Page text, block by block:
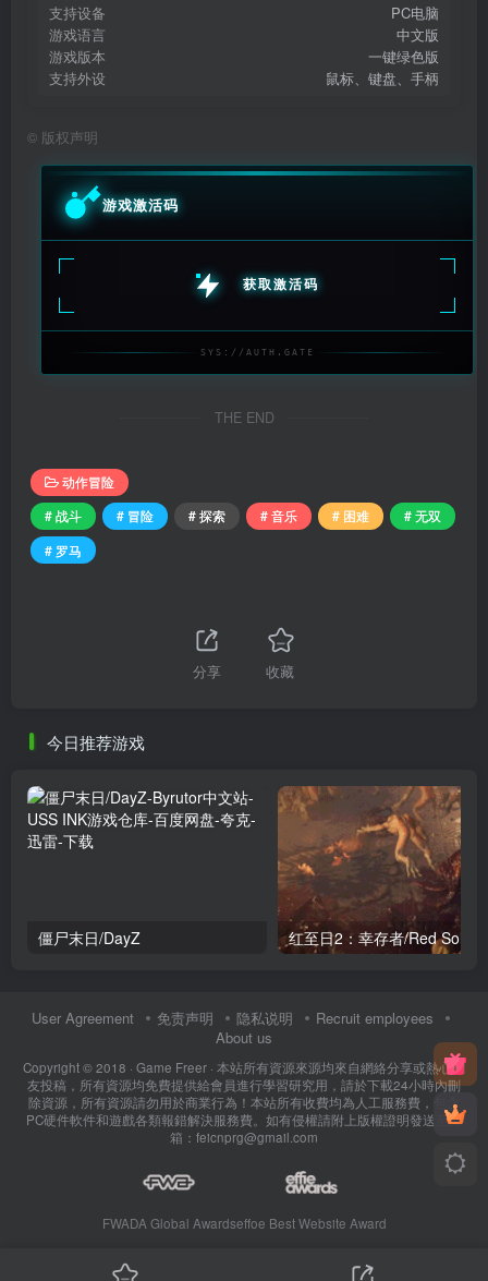
支持设备
PC电脑
游戏语言
中文版
游戏版本
一键绿色版
支持外设
鼠标、键盘、手柄
© 版权声明
游戏激活码
获取激活码
SYS://AUTH.GATE
THE END
动作冒险
# 战斗
# 冒险 # 探索 # 音乐 # 困难
# 无双
# 罗马
分享 收藏
今日推荐游戏
僵尸末日/DayZ
User Agreement 免责声明 隐私说明
Recruit employees
About us
Copyright © 2018 · Game Freer · 本站所有資源來源均來自網絡分享或熱心網
友投稿，所有資源均免費提供給會員進行學習研究用，請於下載24小時內刪
除資源，所有資源請勿用於商業行為！本站所有收費均為人工服務費，包含
PC硬件軟件和遊戲各類報錯解決服務費。如有侵權請附上版權證明發送至郵
箱：feicnprg@gmail.com
FWADA Global Awardseffoe Best Website Award